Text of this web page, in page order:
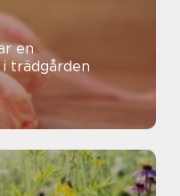
trädgården